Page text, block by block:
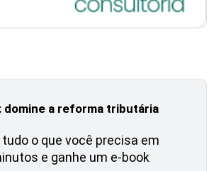
domine a reforma tributária
o que você precisa em
e ganhe um e-book